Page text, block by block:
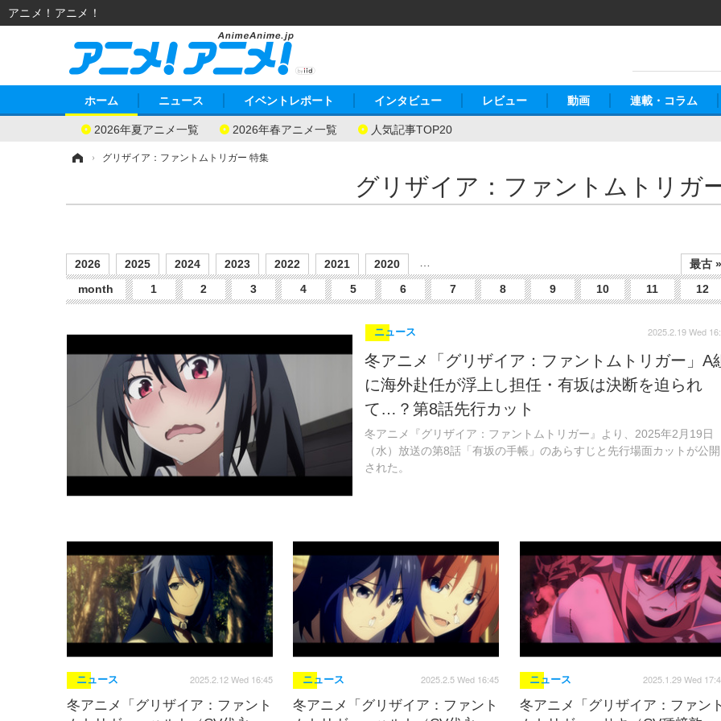
ホーム
2026年夏アニメ一覧 2026年春アニメ一覧 人気記事TOP20
ニュース イベントレポート インタビュー レビュー 動画 連載・コラム
› グリザイア：ファントムトリガー 特集
グリザイア：ファントムトリガ
2026 2025 2024 2023 2022 2021 2020
最古 »
month
1 2 3 4 5 6 7 8 9 10 11 12
ニュース 2025.2.19 Wed
冬アニメ「グリザイア：ファントムトリガー」A
に海外赴任が浮上し担任・有坂は決断を迫られ
て…？第8話先行カット
冬アニメ『グリザイア：ファントムトリガー』より、2025年2月19日
（水）放送の第8話「有坂の手帳」のあらすじと先行場面カットが公開
された。
ニュース 2025.2.12 Wed 16:45
冬アニメ「グリザイア：ファント
ニュース 2025.2.5 Wed 16:45
冬アニメ「グリザイア：ファント
ニュース 2025.1.29 Wed
冬アニメ「グリザイア：ファント
アニメ！アニメ！